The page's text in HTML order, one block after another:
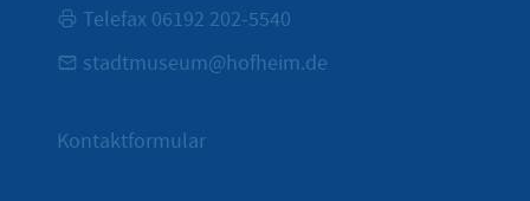
Telefax 06192 202-5540
stadtmuseum@hofheim.de
Kontaktformular